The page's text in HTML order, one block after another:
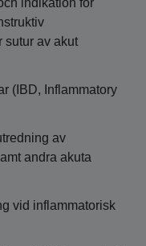
indikation för
sutur av akut
(IBD, Inflammatory
av
andra akuta
vid inflammatorisk